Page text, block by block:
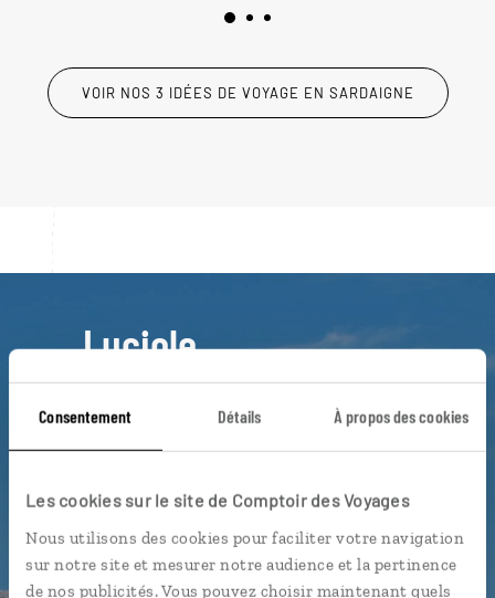
Consentement Détails À propos des cookies
Les cookies sur le site de Comptoir des Voyages
Nous utilisons des cookies pour faciliter votre navigation
sur notre site et mesurer notre audience et la pertinence
de nos publicités. Vous pouvez choisir maintenant quels
VOIR NOS 3 IDÉES DE VOYAGE EN SARDAIGNE
Luciole,
l'appli qui vous guide en
Sardaigne
agritourisme en 1 clic
Notre sélection detrattorias
Les plus belles plages géolocalisées